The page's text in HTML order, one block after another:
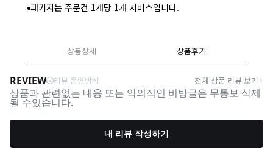
패키지는 주문건 1개당 1개 서비스입니다.
상품상세 상품후기